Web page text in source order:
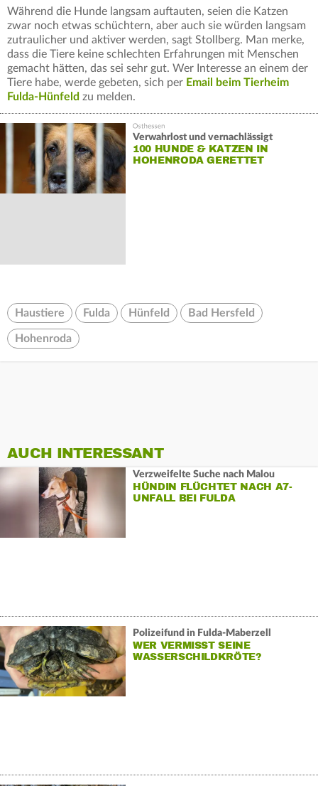
Während die Hunde langsam auftauten, seien die Katzen
zwar noch etwas schüchtern, aber auch sie würden langsam
zutraulicher und aktiver werden, sagt Stollberg. Man merke,
dass die Tiere keine schlechten Erfahrungen mit Menschen
gemacht hätten, das sei sehr gut. Wer Interesse an einem der
Tiere habe, werde gebeten, sich per Email beim Tierheim
Fulda-Hünfeld zu melden.
Verwahrlost und vernachlässigt
100 HUNDE & KATZEN IN
HOHENRODA GERETTET
Haustiere Fulda Hünfeld Bad Hersfeld
Hohenroda
AUCH INTERESSANT
Verzweifelte Suche nach Malou
HÜNDIN FLÜCHTET NACH A7-
UNFALL BEI FULDA
Polizeifund in Fulda-Maberzell
WER VERMISST SEINE
WASSERSCHILDKRÖTE?